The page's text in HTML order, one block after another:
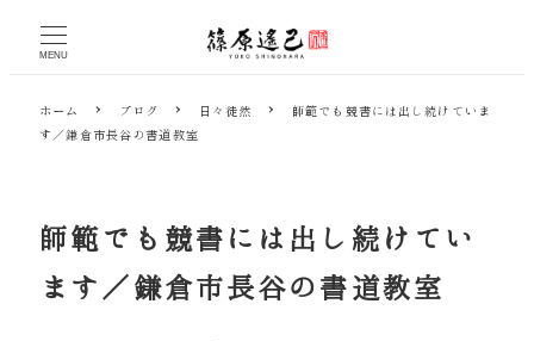
MENU
ホーム ブログ 日々徒然
師範でも競書には出し続けていま
す／鎌倉市長谷の書道教室
師範でも競書には出し続けてい
ます／鎌倉市長谷の書道教室